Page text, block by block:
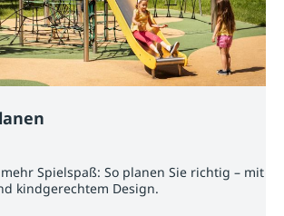
Spielspaß: So planen Sie richtig – mit
kindgerechtem Design.